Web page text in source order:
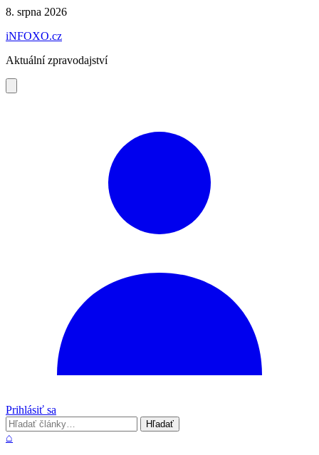
Preskočiť
obsah
8. srpna 2026
iNFOXO.cz
Aktuální zpravodajství
Prihlásiť sa
Hľadať
Hľadať
⌂